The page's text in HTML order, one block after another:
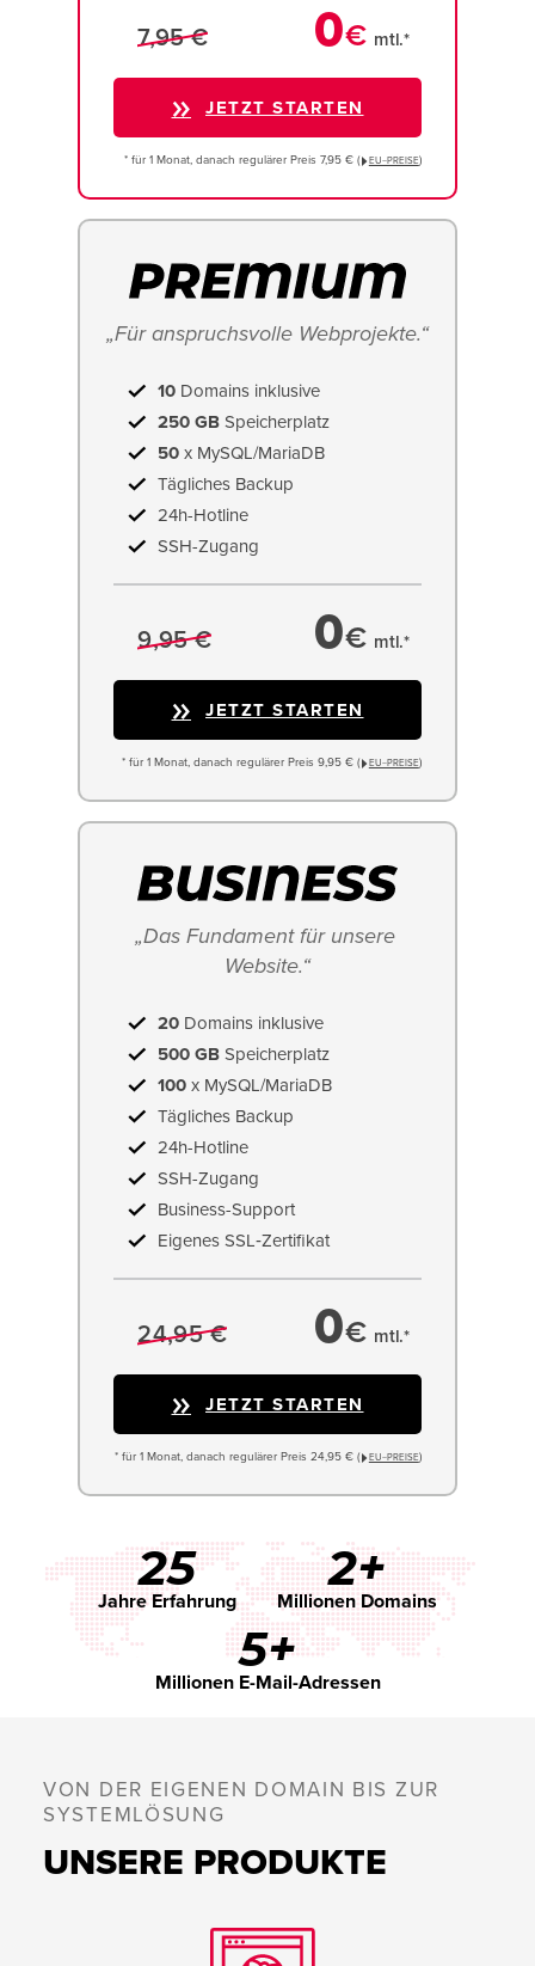
7,95 € 0€ mtl.*
JETZT STARTEN
* für 1 Monat, danach regulärer Preis 7,95 € ( EU−PREISE)
„Für anspruchsvolle Webprojekte.“
10 Domains inklusive
250 GB Speicherplatz
50 x MySQL/MariaDB
Tägliches Backup
24h-Hotline
SSH-Zugang
9,95 € 0€ mtl.*
JETZT STARTEN
* für 1 Monat, danach regulärer Preis 9,95 € ( EU−PREISE)
„Das Fundament für unsere
Website.“
20 Domains inklusive
500 GB Speicherplatz
100 x MySQL/MariaDB
Tägliches Backup
24h-Hotline
SSH-Zugang
Business-Support
Eigenes SSL‑Zertifikat
24,95 € 0€ mtl.*
JETZT STARTEN
* für 1 Monat, danach regulärer Preis 24,95 € ( EU−PREISE)
25
Jahre Erfahrung
2+
Millionen Domains
5+
Millionen E-Mail-Adressen
VON DER EIGENEN DOMAIN BIS ZUR
SYSTEMLÖSUNG
UNSERE PRODUKTE